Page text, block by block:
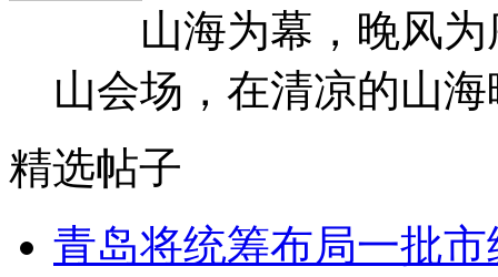
山海为幕，晚风为
山会场，在清凉的山
精选帖子
青岛将统筹布局一批市